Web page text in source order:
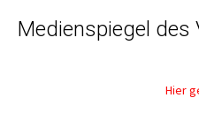
Medienspiegel des
Hier